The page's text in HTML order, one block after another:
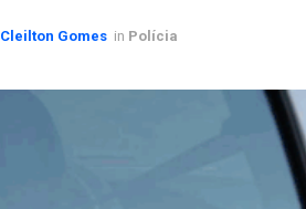
Cleilton Gomes in Polícia